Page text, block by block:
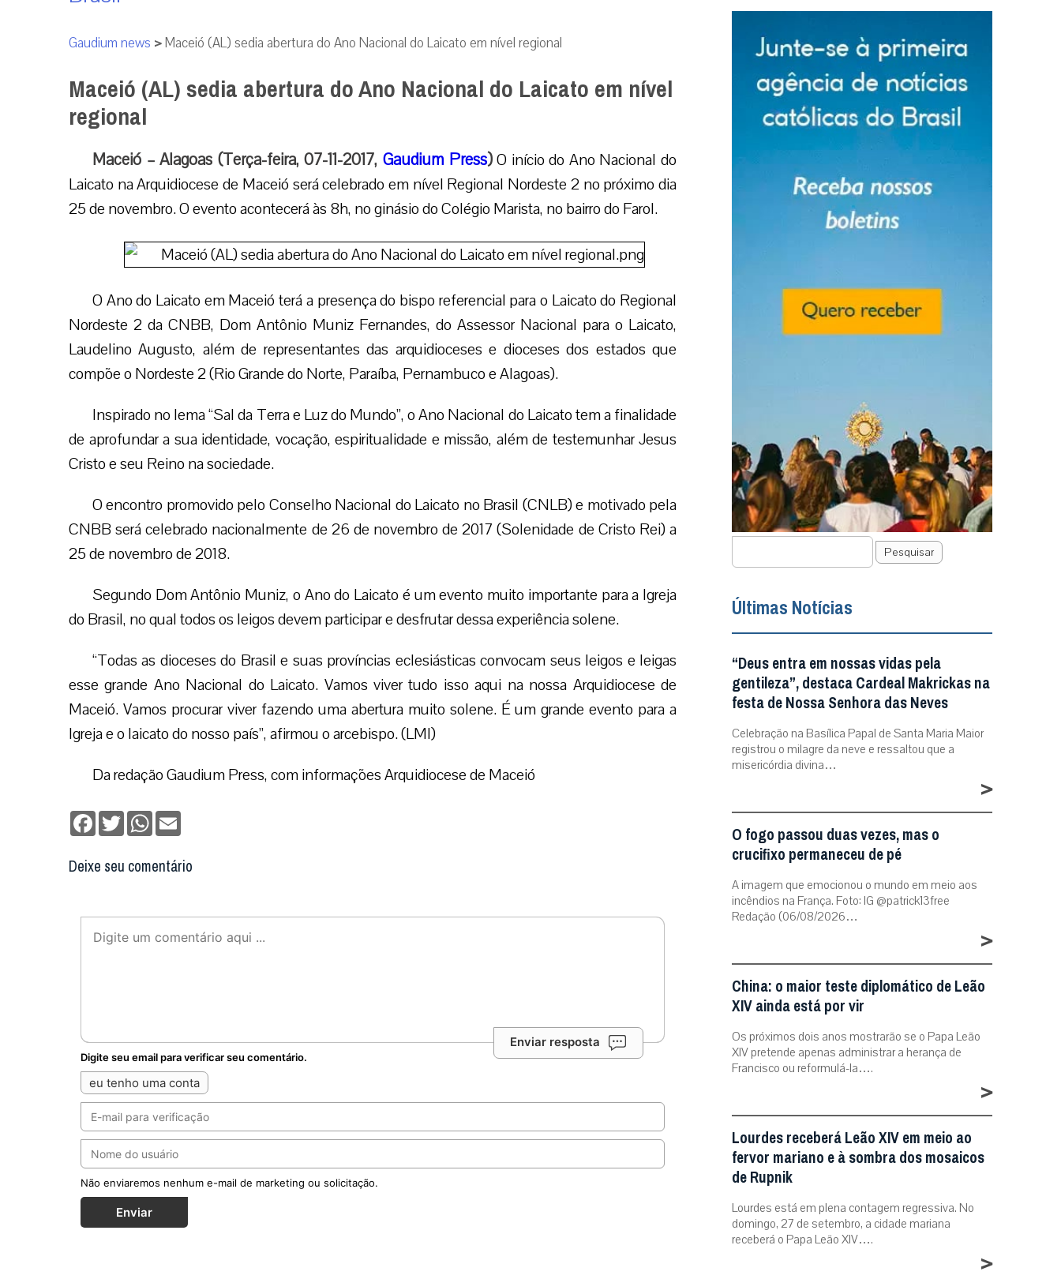
Gaudium news >Maceió (AL) sedia abertura do Ano Nacional do Laicato em nível regional
Maceió (AL) sedia abertura do Ano Nacional do Laicato em nível
regional
Maceió – Alagoas (Terça-feira, 07-11-2017, Gaudium Press)O início do Ano Nacional do
Laicato na Arquidiocese de Maceió será celebrado em nível Regional Nordeste 2 no próximo dia
25 de novembro. O evento acontecerá às 8h, no ginásio do Colégio Marista, no bairro do Farol.
O Ano do Laicato em Maceió terá a presença do bispo referencial para o Laicato do Regional
Nordeste 2 da CNBB, Dom Antônio Muniz Fernandes, do Assessor Nacional para o Laicato,
Laudelino Augusto, além de representantes das arquidioceses e dioceses dos estados que
compõe o Nordeste 2 (Rio Grande do Norte, Paraíba, Pernambuco e Alagoas).
Inspirado no lema “Sal da Terra e Luz do Mundo”, o Ano Nacional do Laicato tem a finalidade
de aprofundar a sua identidade, vocação, espiritualidade e missão, além de testemunhar Jesus
Cristo e seu Reino na sociedade.
O encontro promovido pelo Conselho Nacional do Laicato no Brasil (CNLB) e motivado pela
CNBB será celebrado nacionalmente de 26 de novembro de 2017 (Solenidade de Cristo Rei) a
25 de novembro de 2018.
Segundo Dom Antônio Muniz, o Ano do Laicato é um evento muito importante para a Igreja
do Brasil, no qual todos os leigos devem participar e desfrutar dessa experiência solene.
“Todas as dioceses do Brasil e suas províncias eclesiásticas convocam seus leigos e leigas
esse grande Ano Nacional do Laicato. Vamos viver tudo isso aqui na nossa Arquidiocese de
Maceió. Vamos procurar viver fazendo uma abertura muito solene. É um grande evento para a
Igreja e o laicato do nosso país”, afirmou o arcebispo. (LMI)
Da redação Gaudium Press, com informações Arquidiocese de Maceió
Facebook
TwitterWhatsApp
Deixe seu comentário
Enviar resposta
Digite seu email para verificar seu comentário.
eu tenho uma conta
Não enviaremos nenhum e-mail de marketing ou solicitação.
Enviar
Pesquisar
Últimas Notícias
“Deus entra em nossas vidas pela
gentileza”, destaca Cardeal Makrickas na
festa de Nossa Senhora das Neves
Celebração na Basílica Papal de Santa Maria Maior
registrou o milagre da neve e ressaltou que a
misericórdia divina…
>
O fogo passou duas vezes, mas o
crucifixo permaneceu de pé
A imagem que emocionou o mundo em meio aos
incêndios na França. Foto: IG @patrick13free
Redação (06/08/2026…
>
China: o maior teste diplomático de Leão
XIV ainda está por vir
Os próximos dois anos mostrarão se o Papa Leão
XIV pretende apenas administrar a herança de
Francisco ou reformulá-la….
>
Lourdes receberá Leão XIV em meio ao
fervor mariano e à sombra dos mosaicos
de Rupnik
Lourdes está em plena contagem regressiva. No
domingo, 27 de setembro, a cidade mariana
receberá o Papa Leão XIV….
>